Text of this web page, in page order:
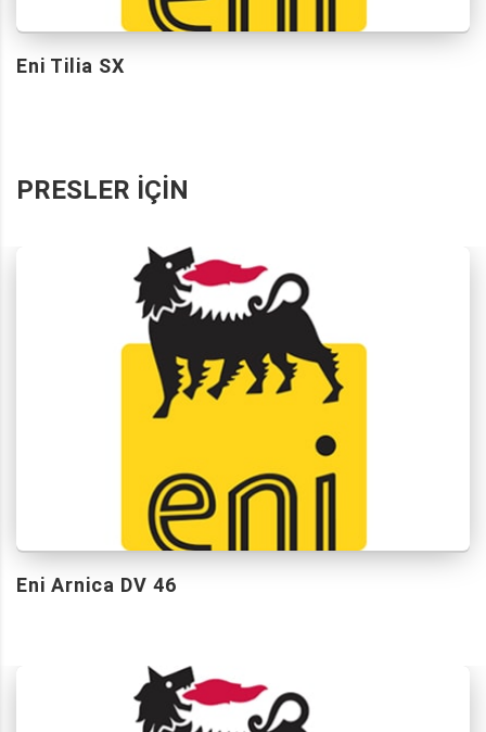
Eni Tilia SX
PRESLER İÇIN
Eni Arnica DV 46